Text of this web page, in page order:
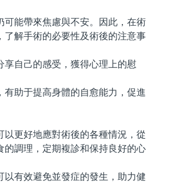
能帶來焦慮與不安。因此，在術
解手術的必要性及術後的注意事
自己的感受，獲得心理上的慰
助于提高身體的自愈能力，促進
更好地應對術後的各種情況，從
調理，定期複診和保持良好的心
有效避免並發症的發生，助力健